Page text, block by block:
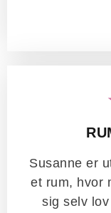
Susanne er
et rum, hvor
sig selv